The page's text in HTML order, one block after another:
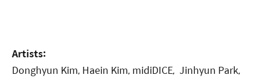
Artists:
Donghyun Kim, Haein Kim, midiDICE, Jinhyun Park,